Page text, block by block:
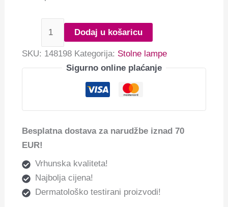
Dodaj u košaricu
SKU: 148198 Kategorija: Stolne lampe
Sigurno online plaćanje
Besplatna dostava za narudžbe iznad 70
EUR!
Vrhunska kvaliteta!
Najbolja cijena!
Dermatološko testirani proizvodi!